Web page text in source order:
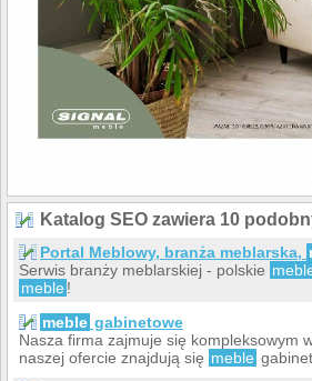
Katalog SEO zawiera 10
Portal Meblowy, branża meblarska,
Serwis branży meblarskiej - polskie
meble !
meble gabinetowe
Nasza firma zajmuje się kompleksowym
naszej ofercie znajdują się meble